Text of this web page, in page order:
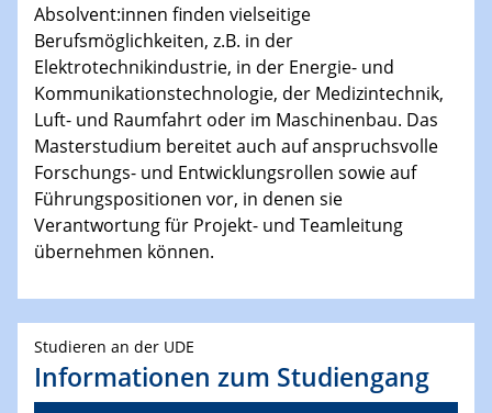
Absolvent:innen finden vielseitige
Berufsmöglichkeiten, z.B. in der
Elektrotechnikindustrie, in der Energie- und
Kommunikationstechnologie, der Medizintechnik,
Luft- und Raumfahrt oder im Maschinenbau. Das
Masterstudium bereitet auch auf anspruchsvolle
Forschungs- und Entwicklungsrollen sowie auf
Führungspositionen vor, in denen sie
Verantwortung für Projekt- und Teamleitung
übernehmen können.
Studieren an der UDE
Informationen zum Studiengang